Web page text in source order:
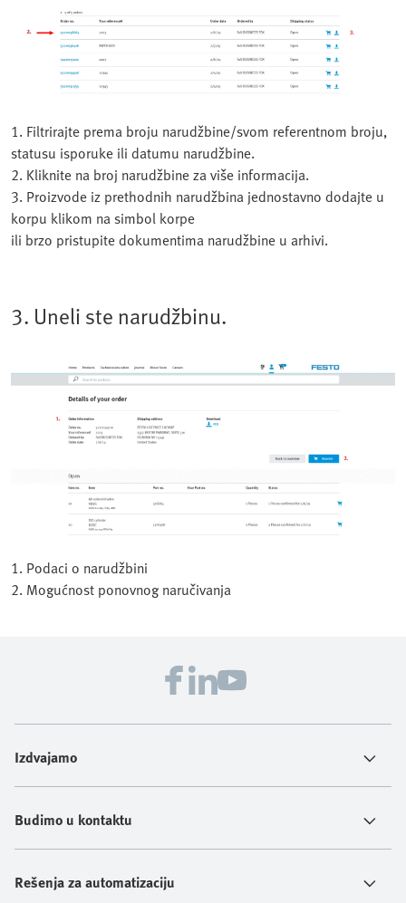
1. Filtrirajte prema broju narudžbine/svom referentnom broju,
statusu isporuke ili datumu narudžbine.
2. Kliknite na broj narudžbine za više informacija.
3. Proizvode iz prethodnih narudžbina jednostavno dodajte u
korpu klikom na simbol korpe
ili brzo pristupite dokumentima narudžbine u arhivi.
3. Uneli ste narudžbinu.
1. Podaci o narudžbini
2. Mogućnost ponovnog naručivanja
Izdvajamo
Budimo u kontaktu
Rešenja za automatizaciju